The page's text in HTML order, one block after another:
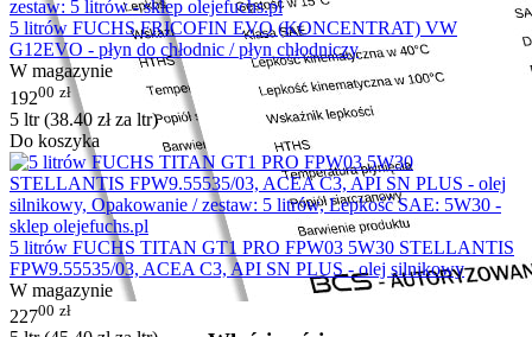
5 litrów FUCHS FRICOFIN EVO (KONCENTRAT) VW
G12EVO - płyn do chłodnic / płyn chłodniczy
W magazynie
19200 zł
5 ltr (38.40 złza ltr)
Do koszyka
5 litrów FUCHS TITAN GT1 PRO FPW03 5W30 STELLANTIS
FPW9.55535/03, ACEA C3, API SN PLUS - olej silnikowy
W magazynie
22700 zł